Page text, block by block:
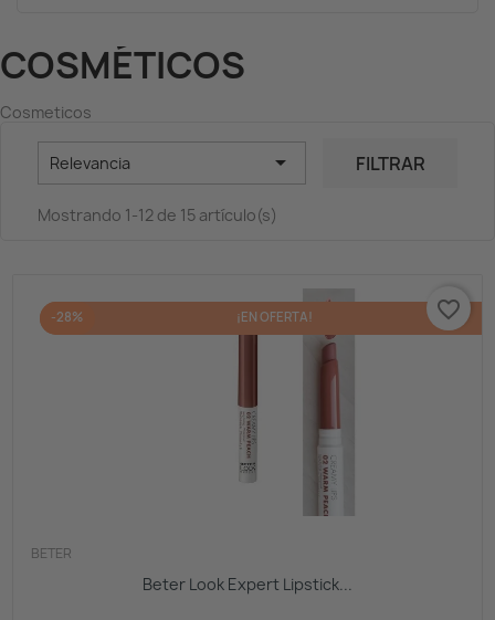
COSMÉTICOS
Cosmeticos
Relevancia  FILTRAR
Mostrando 1-12 de 15 artículo(s)
BETER
Beter Look Expert Lipstick...
¡EN OFERTA!
-28% favorite_border